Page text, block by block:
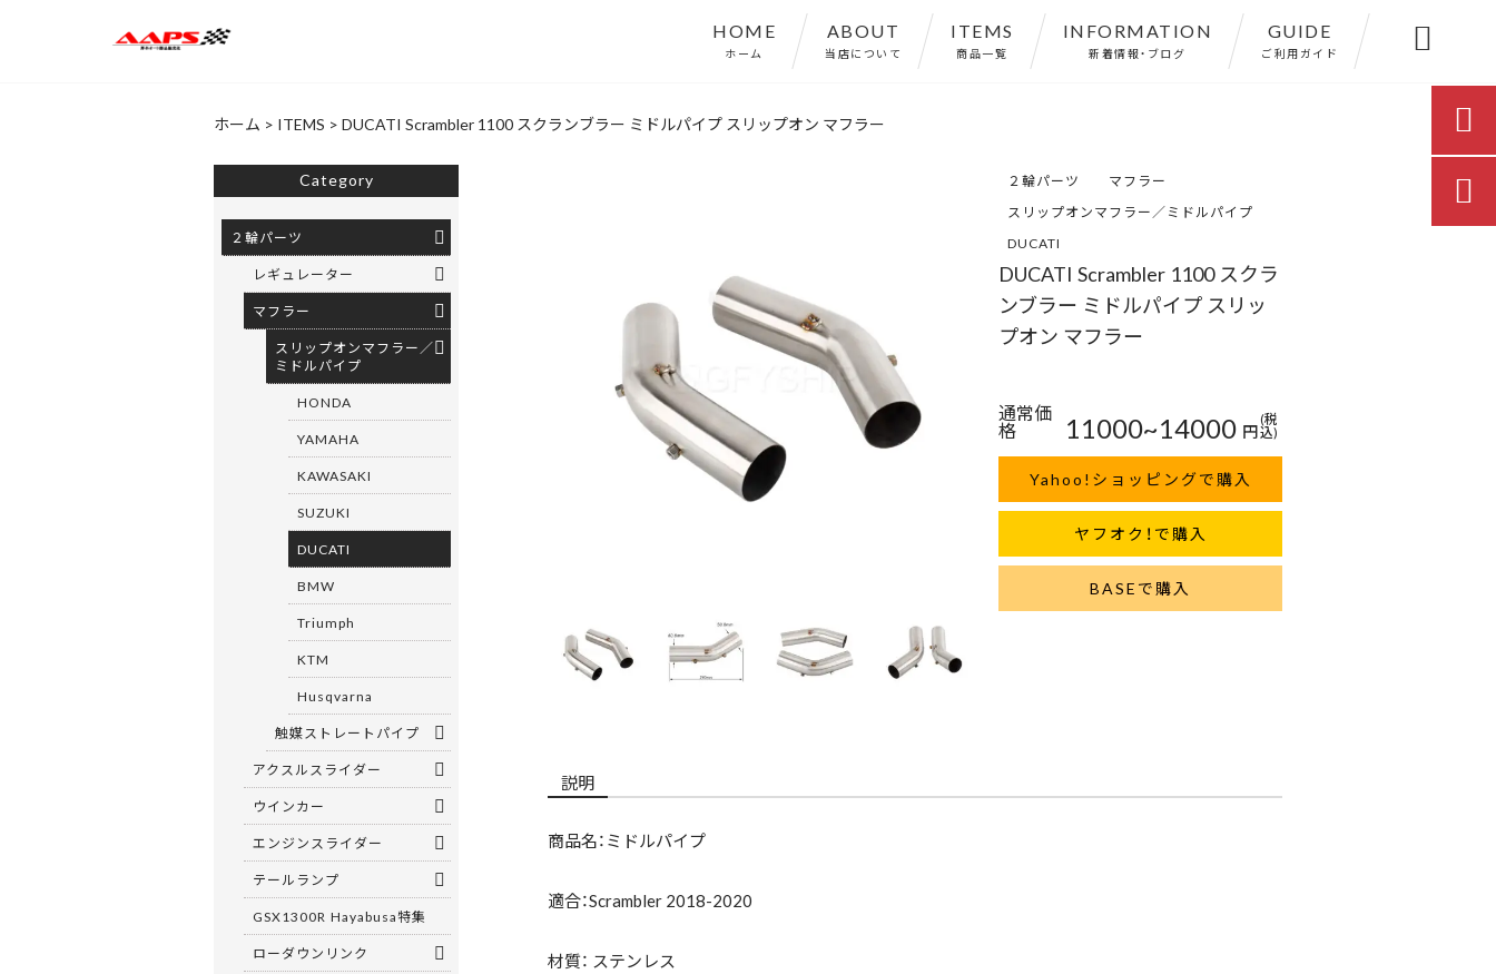
HOME
ホーム
ABOUT
当店について
ITEMS
商品一覧
INFORMATION
新着情報・ブログ
GUIDE
ご利用ガイド 
ホーム > ITEMS > DUCATI Scrambler 1100 スクランブラー ミドルパイプ スリップオン マフラー
２輪パーツ
マフラー
スリップオンマフラー／ミドルパイプ
DUCATI
DUCATI Scrambler 1100 スクラ
ンブラー ミドルパイプ スリッ
プオン マフラー
通常価
格 11000~14000 円
(税
込)
Yahoo!ショッピングで購入
ヤフオク！で購入
BASEで購入
説明
商品名：ミドルパイプ
適合：Scrambler 2018-2020
材質： ステンレス
Category
２輪パーツ
レギュレーター
マフラー
スリップオンマフラー／
ミドルパイプ
HONDA
YAMAHA
KAWASAKI
SUZUKI
DUCATI
BMW
Triumph
KTM
Husqvarna
触媒ストレートパイプ
アクスルスライダー
ウインカー
エンジンスライダー
テールランプ
GSX1300R Hayabusa特集
ローダウンリンク

